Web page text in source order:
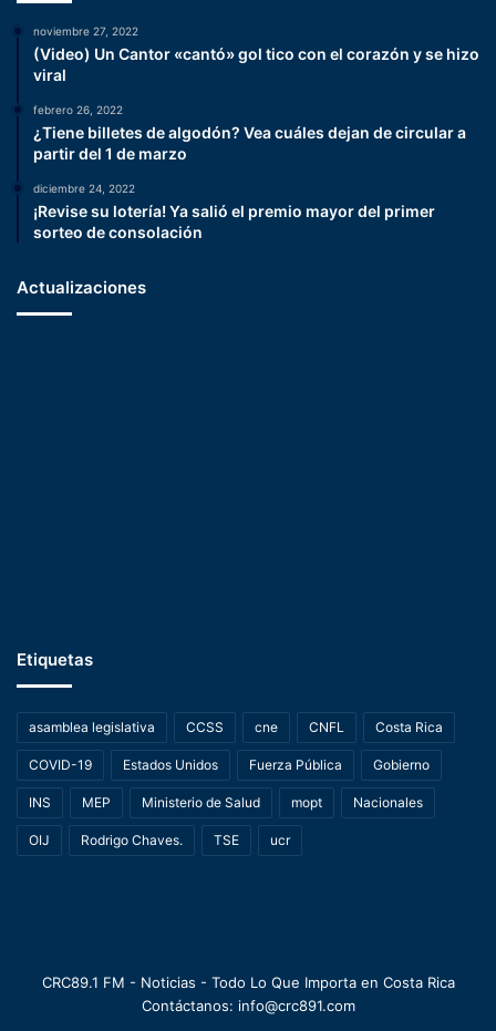
noviembre 27, 2022
(Video) Un Cantor «cantó» gol tico con el corazón y se hizo
viral
febrero 26, 2022
¿Tiene billetes de algodón? Vea cuáles dejan de circular a
partir del 1 de marzo
diciembre 24, 2022
¡Revise su lotería! Ya salió el premio mayor del primer
sorteo de consolación
Actualizaciones
Etiquetas
asamblea legislativa CCSS cne CNFL Costa Rica
COVID-19 Estados Unidos Fuerza Pública Gobierno
INS MEP Ministerio de Salud mopt Nacionales
OIJ Rodrigo Chaves. TSE ucr
CRC89.1 FM - Noticias - Todo Lo Que Importa en Costa Rica
Contáctanos: info@crc891.com